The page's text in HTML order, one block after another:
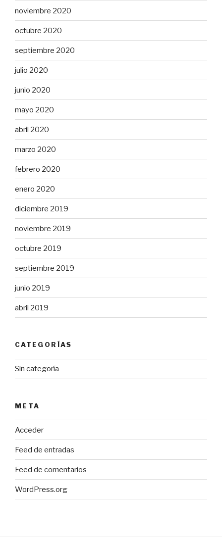
noviembre 2020
octubre 2020
septiembre 2020
julio 2020
junio 2020
mayo 2020
abril 2020
marzo 2020
febrero 2020
enero 2020
diciembre 2019
noviembre 2019
octubre 2019
septiembre 2019
junio 2019
abril 2019
CATEGORÍAS
Sin categoría
META
Acceder
Feed de entradas
Feed de comentarios
WordPress.org